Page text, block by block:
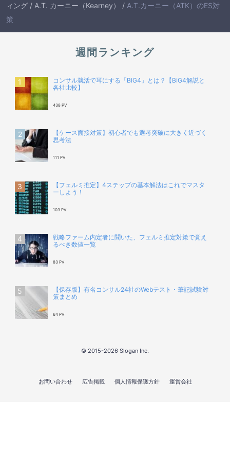
ィング / A.T. カーニー（Kearney） / A.T.カーニー（ATK）のES対
策
週間ランキング
コンサル就活で耳にする「BIG4」とは？【BIG4解説と
各社比較】
438 PV
【ケース面接対策】初心者でも選考突破に大きく近づく
思考法
111 PV
【フェルミ推定】4ステップの基本解法はこれでマスタ
ーしよう！
103 PV
戦略ファーム内定者に聞いた、フェルミ推定対策で覚え
るべき数値一覧
83 PV
【保存版】有名コンサル24社のWebテスト・筆記試験対
策まとめ
64 PV
© 2015-2026 Slogan Inc.
お問い合わせ 広告掲載 個人情報保護方針 運営会社